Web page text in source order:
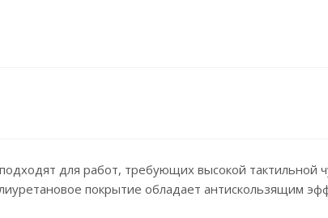
для работ, требующих высокой тактильной
покрытие обладает антискользящим